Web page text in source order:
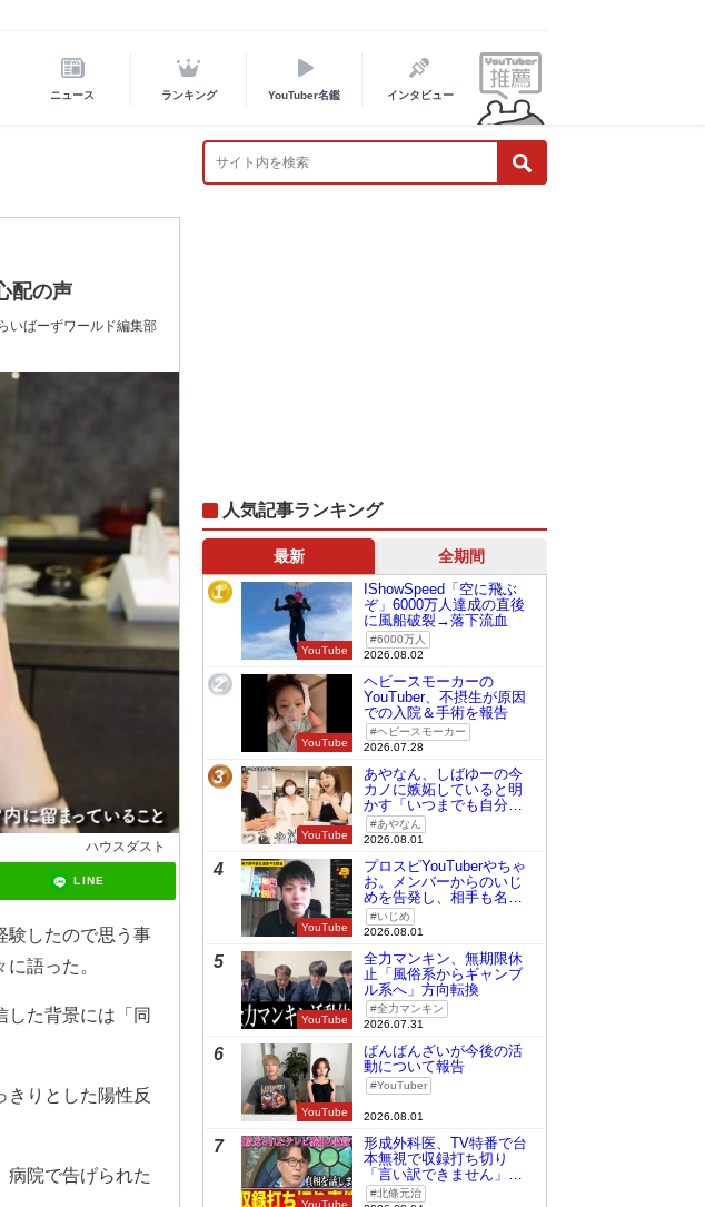
ニュース ランキング YouTuber名鑑 インタビュー
配の声
らいばーずワールド編集部
ハウスダスト
LINE
験したので思う事
語った。
した背景には「同
りとした陽性反
病院で告げられた
人気記事ランキング
最新 全期間
1
YouTube
IShowSpeed「空に飛ぶ
ぞ」6000万人達成の直後
に風船破裂→落下流血
6000万人
2026.08.02
2
YouTube
ヘビースモーカーの
YouTuber、不摂生が原因
での入院＆手術を報告
ヘビースモーカー
2026.07.28
3
YouTube
あやなん、しばゆーの今
カノに嫉妬していると明
かす「いつまでも自分の
ものみたいに…」
あやなん
2026.08.01
4
YouTube
プロスピYouTuberやちゃ
お。メンバーからのいじ
めを告発し、相手も名指
しで批判
いじめ
2026.08.01
5
YouTube
全力マンキン、無期限休
止「風俗系からギャンブ
ル系へ」方向転換
全力マンキン
2026.07.31
6
YouTube
ばんばんざいが今後の活
動について報告
YouTuber
2026.08.01
7
YouTube
形成外科医、TV特番で台
本無視で収録打ち切り
「言い訳できません」と
謝罪北條元治